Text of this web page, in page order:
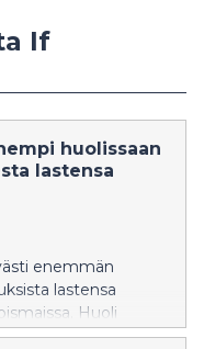
If
huolissaan
lastensa
enemmän
lastensa
Huoli
yhdistää